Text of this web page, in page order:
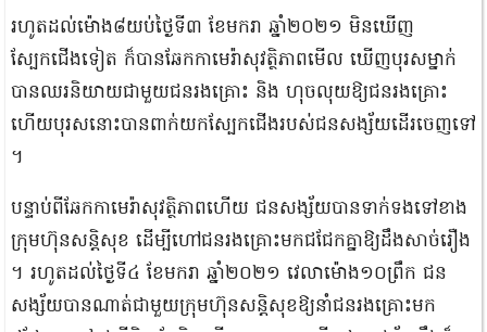
​រហូតដល់​ម៉ោង​៨​យប់​ថ្ងៃទី​៣ ខែមករា ឆ្នាំ​២០២១ មិនឃើញ​
ស្បែកជើង​ទៀត ក៏បាន​ឆែក​កាមេរ៉ា​សុវត្ថិភាព​មើល ឃើញ​បុរស​ម្នា​ក់
បាន​ឈរ​និយាយ​ជាមួយ​ជនរងគ្រោះ និង ហុច​លុយ​ឱ្យ​ជនរងគ្រោះ
ហើយ​បុរស​នោះបាន​ពាក់​យក​ស្បែកជើង​របស់​ជនសង្ស័យ​ដើរ​ចេញទៅ​
។​
​បន្ទាប់ពី​ឆែក​កាមេរ៉ា​សុវត្ថិភាព​ហើយ ជនសង្ស័យ​បាន​ទាក់ទង​ទៅខាង​
ក្រុមហ៊ុន​សន្តិសុខ ដើម្បី​ហៅ​ជនរងគ្រោះ​មក​ជជែក​គ្នា​ឱ្យដឹង​សាច់រឿង​
។ រហូតដល់​ថ្ងៃទី​៤ ខែមករា ឆ្នាំ​២០២១ វេលា​ម៉ោង​១០​ព្រឹក ជន
សង្ស័យ​បាន​ណាត់​ជាមួយ​ក្រុមហ៊ុន​សន្តិសុខ​ឱ្យ​នាំ​ជនរងគ្រោះ​មក​